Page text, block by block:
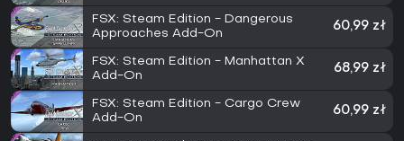
FSX: Steam Edition - Dangerous
Approaches Add-On
60,99 zł
FSX: Steam Edition - Manhattan X
Add-On
68,99 zł
FSX: Steam Edition - Cargo Crew
Add-On
60,99 zł